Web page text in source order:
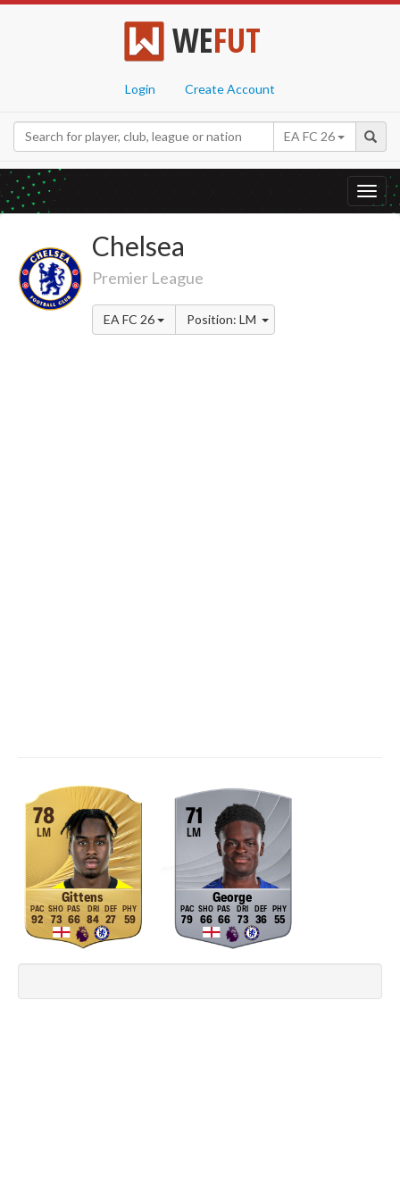
WEFUT
Login Create Account
EA FC 26
Chelsea
Premier League
EA FC 26 Position: LM
78
LM
Gittens
92 73 66 84 27 59
71
LM
George
79 66 66 73 36 55